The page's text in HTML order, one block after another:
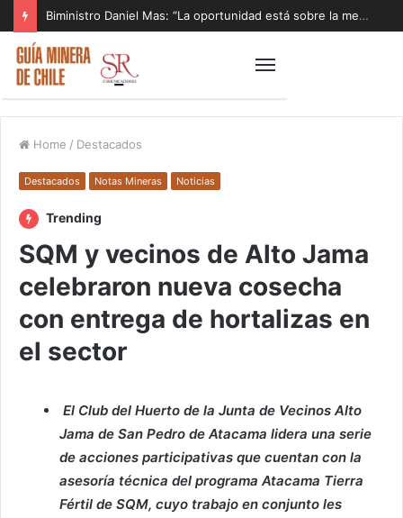
Biministro Daniel Mas: “La oportunidad está sobre la mesa y tenemos que aprovecharla”
Home / Destacados
Destacados Notas Mineras Noticias
Trending
SQM y vecinos de Alto Jama
celebraron nueva cosecha
con entrega de hortalizas en
el sector
El Club del Huerto de la Junta de Vecinos Alto
Jama de San Pedro de Atacama lidera una serie
de acciones participativas que cuentan con la
asesoría técnica del programa Atacama Tierra
Fértil de SQM, cuyo trabajo en conjunto les